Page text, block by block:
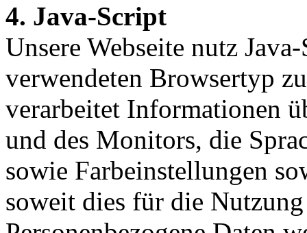
4. Java-Script
Unsere Webseite nutz
verwendeten Browsertyp
verarbeitet Informationen
und des Monitors, die
sowie Farbeinstellungen
soweit dies für die